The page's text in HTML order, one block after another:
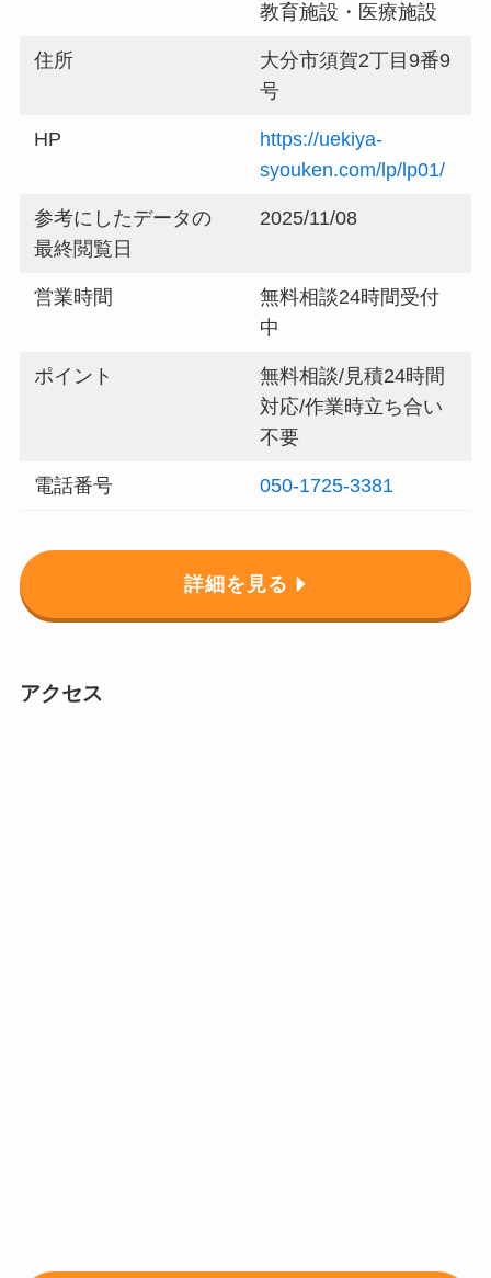
教育施設・医療施設
住所
大分市須賀2丁目9番9
号
HP
https://uekiya-
syouken.com/lp/lp01/
参考にしたデータの
最終閲覧日
2025/11/08
営業時間
無料相談24時間受付
中
ポイント
無料相談/見積24時間
対応/作業時立ち合い
不要
電話番号 050-1725-3381
詳細を見る
アクセス